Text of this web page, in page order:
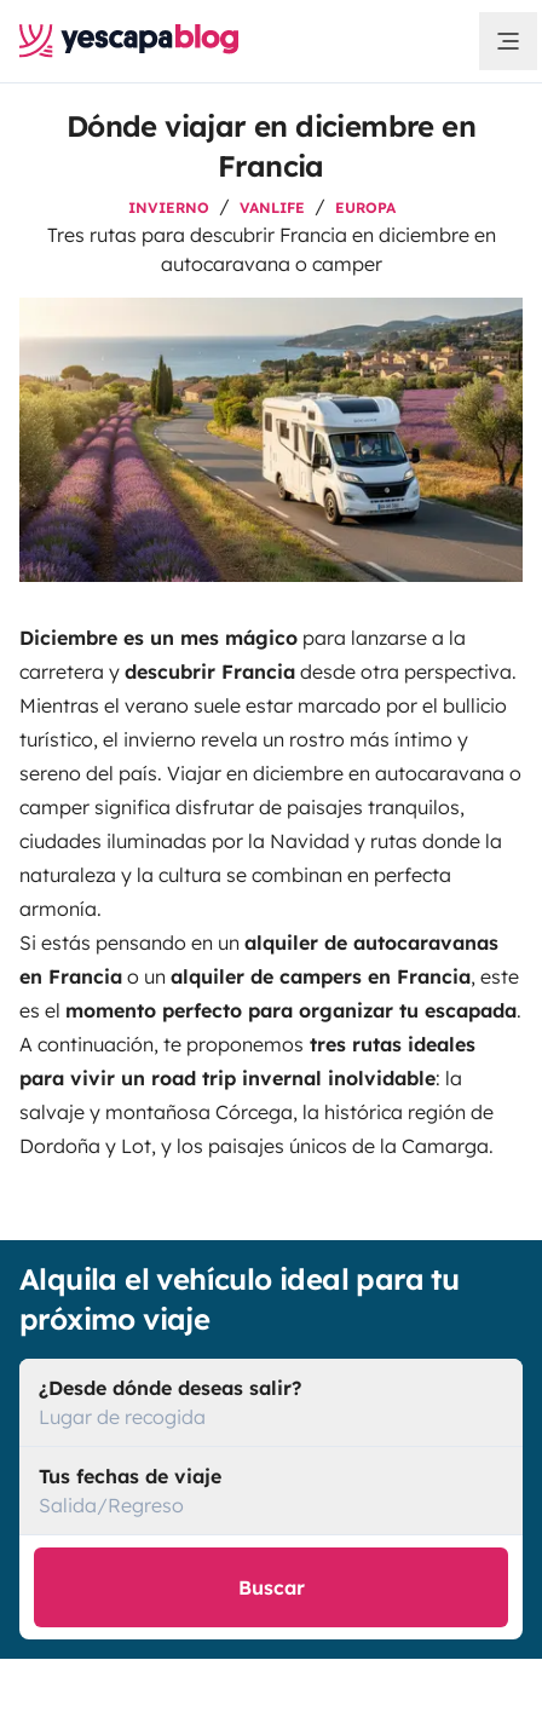
Dónde viajar en diciembre en
Francia
INVIERNO VANLIFE EUROPA
Tres rutas para descubrir Francia en diciembre en
autocaravana o camper
Diciembre es un mes mágico para lanzarse a la
carretera y descubrir Francia desde otra perspectiva.
Mientras el verano suele estar marcado por el bullicio
turístico, el invierno revela un rostro más íntimo y
sereno del país. Viajar en diciembre en autocaravana o
camper significa disfrutar de paisajes tranquilos,
ciudades iluminadas por la Navidad y rutas donde la
naturaleza y la cultura se combinan en perfecta
armonía.
Si estás pensando en un alquiler de autocaravanas
en Francia o un alquiler de campers en Francia, este
es el momento perfecto para organizar tu escapada.
A continuación, te proponemos tres rutas ideales
para vivir un road trip invernal inolvidable: la
salvaje y montañosa Córcega, la histórica región de
Dordoña y Lot, y los paisajes únicos de la Camarga.
Alquila el vehículo ideal para tu
próximo viaje
¿Desde dónde deseas salir?
Lugar de recogida
Tus fechas de viaje
Salida/Regreso
Buscar